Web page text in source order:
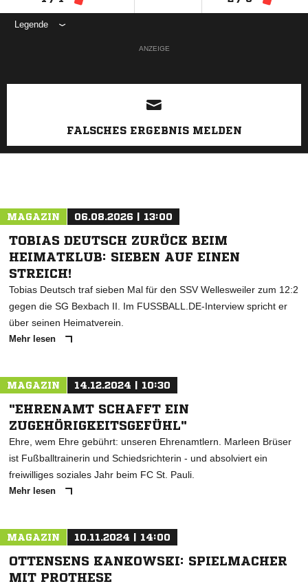
Legende
ANZEIGE
FALSCHES ERGEBNIS MELDEN
MAGAZIN 06.08.2026 | 13:00
TOBIAS DEUTSCH ZURÜCK BEIM
HEIMATKLUB: SIEBEN AUF EINEN
STREICH!
Tobias Deutsch traf sieben Mal für den SSV Wellesweiler zum 12:2
gegen die SG Bexbach II. Im FUSSBALL.DE-Interview spricht er
über seinen Heimatverein.
Mehr lesen
MAGAZIN 14.12.2024 | 10:30
"EHRENAMT SCHAFFT EIN
ZUGEHÖRIGKEITSGEFÜHL"
Ehre, wem Ehre gebührt: unseren Ehrenamtlern. Marleen Brüser
ist Fußballtrainerin und Schiedsrichterin - und absolviert ein
freiwilliges soziales Jahr beim FC St. Pauli.
Mehr lesen
MAGAZIN 10.11.2024 | 14:00
OTTENSENS KANKOWSKI: SPIELMACHER
MIT PROTHESE